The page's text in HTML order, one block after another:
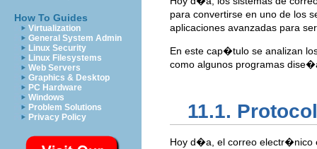
How To Guides
Virtualization
General System Admin
Linux Security
Linux Filesystems
Web Servers
Graphics & Desktop
PC Hardware
Windows
Problem Solutions
Privacy Policy
para convertirse en uno de los
aplicaciones avanzadas para
En este cap�tulo se analizan
como algunos programas
11.1.
Hoy d�a, el correo electr�nico